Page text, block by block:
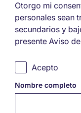
Otorgo mi
personales sean
secundarios y
presente Aviso
Acepto
Nombre completo